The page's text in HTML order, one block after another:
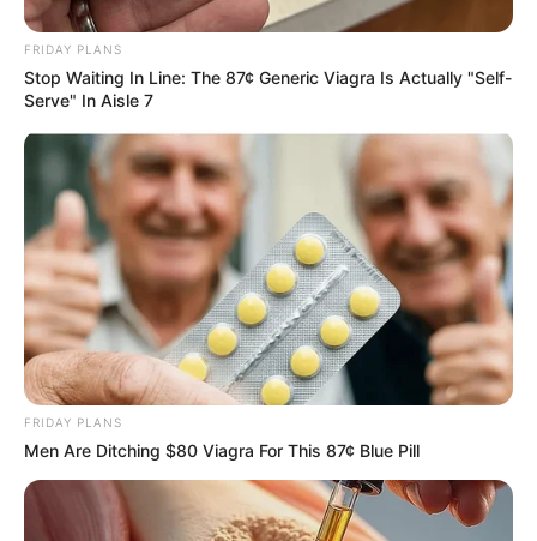
Disney’s Live-Action Simba Was Based On The
Cutest Lion Cub Ever
BRAINBERRIES
FRIDAY PLANS
Stop Waiting In Line: The 87¢ Generic Viagra Is Actually "Self-
Serve" In Aisle 7
FRIDAY PLANS
Men Are Ditching $80 Viagra For This 87¢ Blue Pill